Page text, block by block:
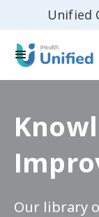
Unified
Our library